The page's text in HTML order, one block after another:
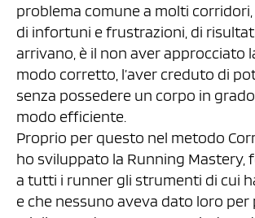
problema comune a molti corridori,
di infortuni e frustrazioni, di
arrivano, è il non aver approcciato
modo corretto, l’aver creduto di
senza possedere un corpo in
modo efficiente.
Proprio per questo nel metodo
ho sviluppato la Running Mastery,
a tutti i runner gli strumenti di cui
e che nessuno aveva dato loro